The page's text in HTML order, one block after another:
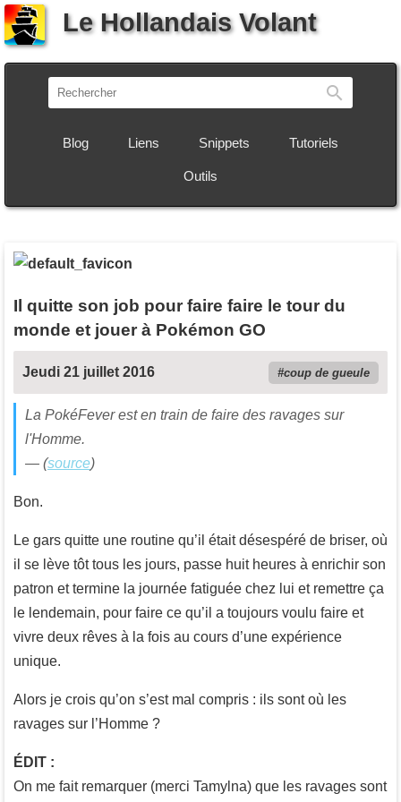
Le Hollandais Volant
Blog Liens Snippets Tutoriels
Outils
Il quitte son job pour faire faire le tour du
monde et jouer à Pokémon GO
Jeudi 21 juillet 2016 coup de gueule
La PokéFever est en train de faire des ravages sur
l'Homme.
— (source)
Bon.
Le gars quitte une routine qu’il était désespéré de briser, où
il se lève tôt tous les jours, passe huit heures à enrichir son
patron et termine la journée fatiguée chez lui et remettre ça
le lendemain, pour faire ce qu’il a toujours voulu faire et
vivre deux rêves à la fois au cours d’une expérience
unique.
Alors je crois qu’on s’est mal compris : ils sont où les
ravages sur l’Homme ?
ÉDIT :
On me fait remarquer (merci Tamylna) que les ravages sont